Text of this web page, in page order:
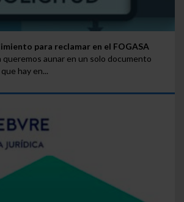
para reclamar en el FOGASA
aunar en un solo documento
hay en...